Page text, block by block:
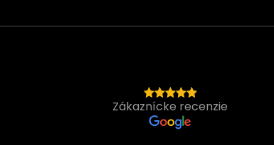
Zákaznícke recenzie